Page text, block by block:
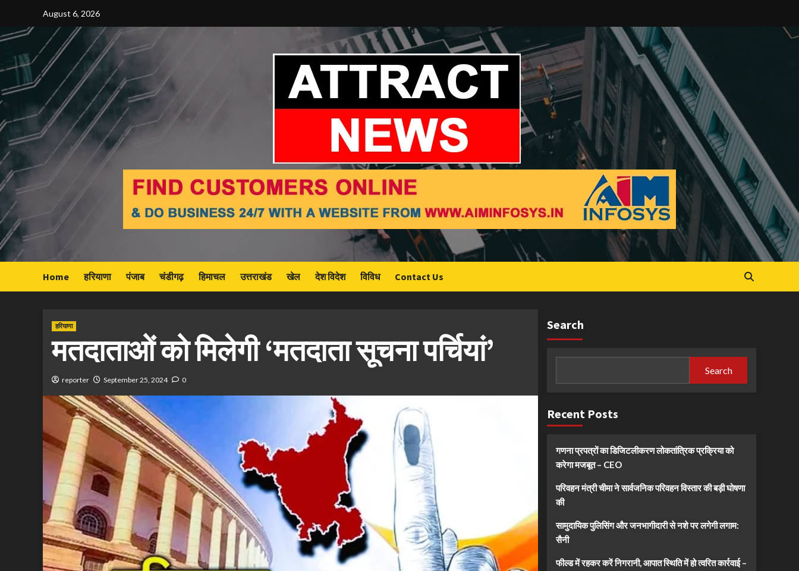
content
August 6, 2026
Home हरियाणा पंजाब चंडीगढ़ हिमाचल उत्तराखंड खेल देश विदेश विविध Contact Us
हरियाणा
मतदाताओं को मिलेगी ‘मतदाता सूचना पर्चियां’
reporter September 25, 2024 0
Search
Search
Recent Posts
गणना प्रपत्रों का डिजिटलीकरण लोकतांत्रिक प्रक्रिया को
करेगा मजबूत – CEO
परिवहन मंत्री चीमा ने सार्वजनिक परिवहन विस्तार की बड़ी घोषणा
की
सामुदायिक पुलिसिंग और जनभागीदारी से नशे पर लगेगी लगाम:
सैनी
फील्ड में रहकर करें निगरानी, आपात स्थिति में हो त्वरित कार्रवाई –